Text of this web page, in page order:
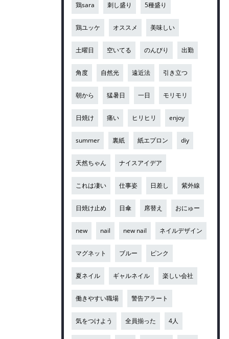
鶏sara 刺し盛り 5種盛り
鶏ユッケ オススメ 美味しい
土曜日 空いてる のんびり 出勤
角度 自然光 遠近法 引き立つ
朝から 猛暑日 一日 モリモリ
日焼け 痛い ヒリヒリ enjoy
summer 裏紙 紙エプロン diy
天然ちゃん ナイスアイデア
これは凄い 仕事姿 日差し 紫外線
日焼け止め 日傘 席替え おにゅー
new nail new nail ネイルデザイン
マグネット ブルー ピンク
夏ネイル ギャルネイル 楽しい会社
働きやすい職場 警告アラート
気をつけよう 全員揃った 4人